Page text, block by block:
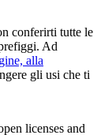
conferirti tutte le
Ad
alla
gli usi che ti
licenses and